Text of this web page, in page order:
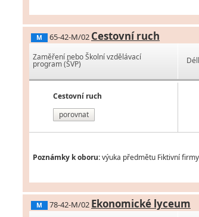
M 65-42-M/02 Cestovní ruch
Zaměření nebo Školní vzdělávací
program (ŠVP)
Cestovní ruch
porovnat
Poznámky k oboru:výuka předmětu Fiktivní
M 78-42-M/02 Ekonomické lyceum